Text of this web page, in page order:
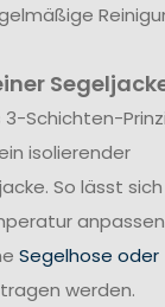
Schichten-
isolierender
So lässt sich
Segelhose oder
werden.